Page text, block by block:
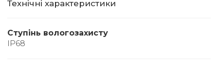
Технічні характеристики
Ступінь вологозахисту
IP68